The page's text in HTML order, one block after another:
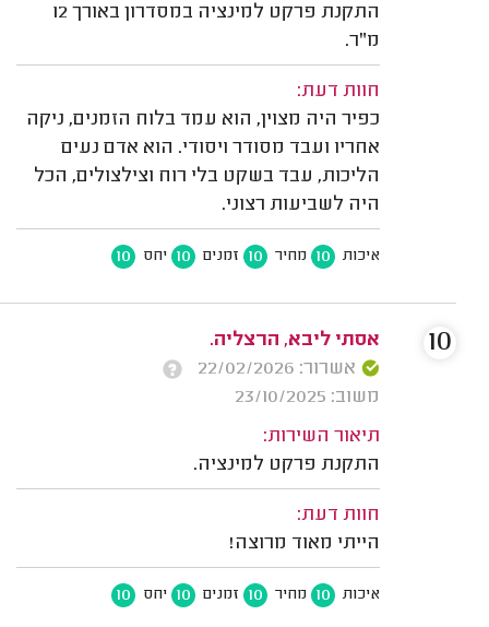
התקנת פרקט למינציה במסדרון באורך 12
מ"ר.
חוות דעת:
כפיר היה מצוין, הוא עמד בלוח הזמנים, ניקה
אחריו ועבד מסודר ויסודי. הוא אדם נעים
הליכות, עבד בשקט בלי רוח וצילצולים, הכל
היה לשביעות רצוני.
איכות 10 מחיר 10 זמנים 10 יחס 10
אסתי ליבא, הרצליה.
אשרור: 22/02/2026
משוב: 23/10/2025
תיאור השירות:
התקנת פרקט למינציה.
חוות דעת:
הייתי מאוד מרוצה!
איכות 10 מחיר 10 זמנים 10 יחס 10
10